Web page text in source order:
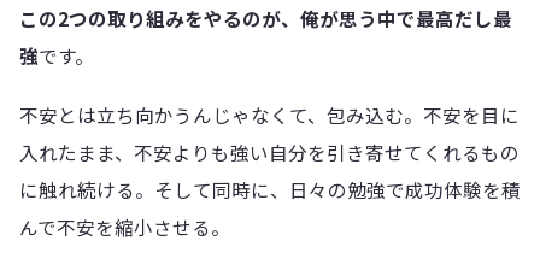
この2つの取り組みをやるのが、俺が思う中で最高だし最
強です。
不安とは立ち向かうんじゃなくて、包み込む。不安を目に
入れたまま、不安よりも強い自分を引き寄せてくれるもの
に触れ続ける。そして同時に、日々の勉強で成功体験を積
んで不安を縮小させる。